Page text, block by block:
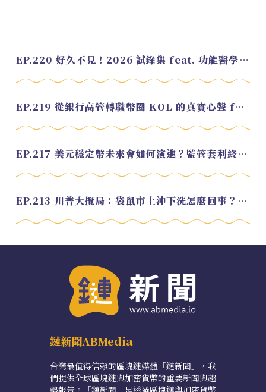
EP.220 好久不見！2026 試錄集 feat. 功能醫學營養師 美寶
EP.219 從銀行高管轉職幣圈 KOL 的真實心聲 feat.龜大
EP.217 美元穩定幣未來會如何演進？監管套利終將收斂？feat. 研究員 余哲安
EP.213 川普大攪局：袋鼠市上沖下洗怎麼回事？feat. Alvin
鏈新聞ABMedia
台灣最值得信賴的區塊鏈媒體「鏈新聞」，我
們提供全球區塊鏈與加密貨幣的重要新聞與趨
勢報告。「鏈新聞」是透過區塊鏈與加密貨幣